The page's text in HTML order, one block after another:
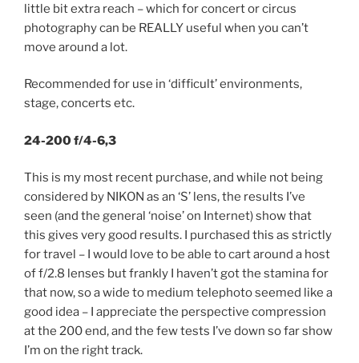
little bit extra reach – which for concert or circus
photography can be REALLY useful when you can’t
move around a lot.
Recommended for use in ‘difficult’ environments,
stage, concerts etc.
24-200 f/4-6,3
This is my most recent purchase, and while not being
considered by NIKON as an ‘S’ lens, the results I’ve
seen (and the general ‘noise’ on Internet) show that
this gives very good results. I purchased this as strictly
for travel – I would love to be able to cart around a host
of f/2.8 lenses but frankly I haven’t got the stamina for
that now, so a wide to medium telephoto seemed like a
good idea – I appreciate the perspective compression
at the 200 end, and the few tests I’ve down so far show
I’m on the right track.